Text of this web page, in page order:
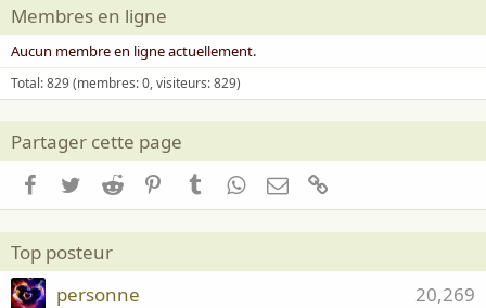
Membres en ligne
Aucun membre en ligne actuellement.
Total: 829 (membres: 0, visiteurs: 829)
Partager cette page
Facebook
TwitterReddit PinterestTumblrWhatsApp
Email
Top posteur
20,269
personne